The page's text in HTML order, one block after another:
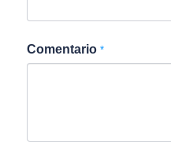
Comentario *